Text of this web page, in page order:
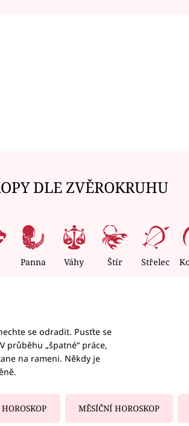
DLE ZVĚROKRUHU
Panna Váhy Štír Střelec
se odradit. Pusťte se
„špatné“ práce,
na rameni. Někdy je
MĚSÍČNÍ HOROSKOP